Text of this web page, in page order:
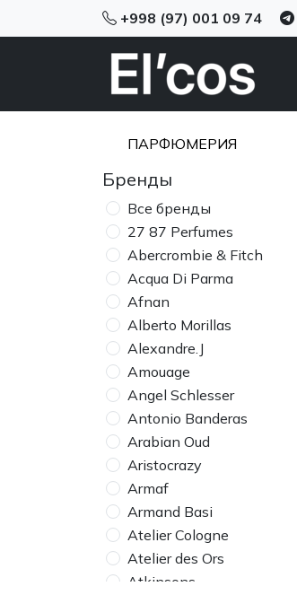
+998 (97) 001 09 74
ПАРФЮМЕРИЯ
Бренды
Все бренды
27 87 Perfumes
Abercrombie & Fitch
Acqua Di Parma
Afnan
Alberto Morillas
Alexandre.J
Amouage
Angel Schlesser
Antonio Banderas
Arabian Oud
Aristocrazy
Armaf
Armand Basi
Atelier Cologne
Atelier des Ors
Atkinsons